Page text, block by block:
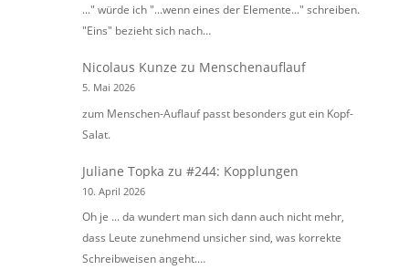
..." würde ich "...wenn eines der Elemente..." schreiben.
"Eins" bezieht sich nach…
Nicolaus Kunze zu Menschenauflauf
5. Mai 2026
zum Menschen-Auflauf passt besonders gut ein Kopf-
Salat.
Juliane Topka zu#244: Kopplungen
10. April 2026
Oh je ... da wundert man sich dann auch nicht mehr,
dass Leute zunehmend unsicher sind, was korrekte
Schreibweisen angeht.…